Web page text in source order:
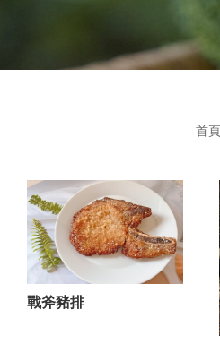
首頁
戰斧豬排